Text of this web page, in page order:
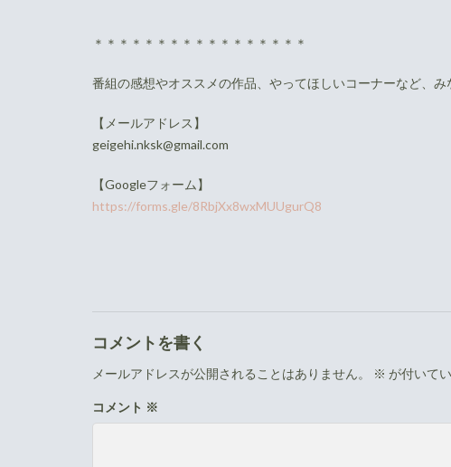
＊＊＊＊＊＊＊＊＊＊＊＊＊＊＊＊＊
番組の感想やオススメの作品、やってほしいコーナーなど、
【メールアドレス】
geigehi.nksk@gmail.com
【Googleフォーム】
https://forms.gle/8RbjXx8wxMUUgurQ8
コメントを書く
メールアドレスが公開されることはありません。 ※ が付いて
コメント ※